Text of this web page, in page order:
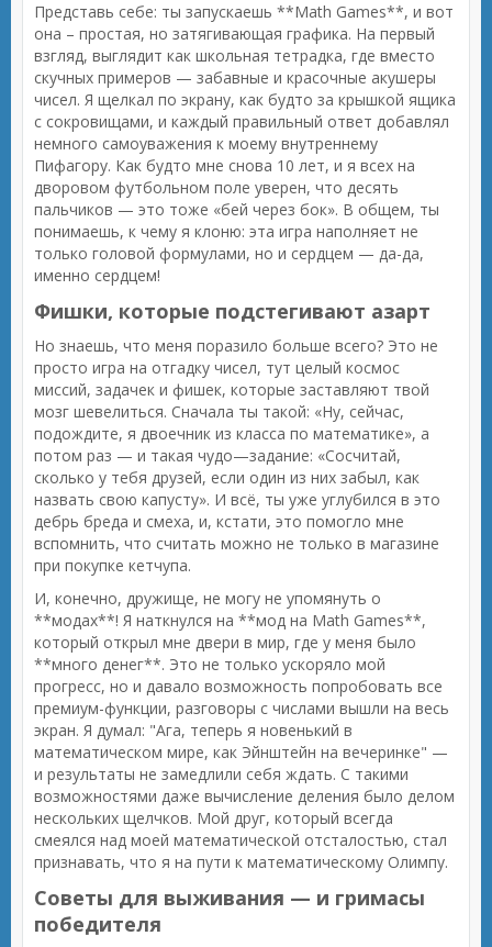
Представь себе: ты запускаешь **Math Games**, и вот
она – простая, но затягивающая графика. На первый
взгляд, выглядит как школьная тетрадка, где вместо
скучных примеров — забавные и красочные акушеры
чисел. Я щелкал по экрану, как будто за крышкой ящика
с сокровищами, и каждый правильный ответ добавлял
немного самоуважения к моему внутреннему
Пифагору. Как будто мне снова 10 лет, и я всех на
дворовом футбольном поле уверен, что десять
пальчиков — это тоже «бей через бок». В общем, ты
понимаешь, к чему я клоню: эта игра наполняет не
только головой формулами, но и сердцем — да-да,
именно сердцем!
Фишки, которые подстегивают азарт
Но знаешь, что меня поразило больше всего? Это не
просто игра на отгадку чисел, тут целый космос
миссий, задачек и фишек, которые заставляют твой
мозг шевелиться. Сначала ты такой: «Ну, сейчас,
подождите, я двоечник из класса по математике», а
потом раз — и такая чудо—задание: «Сосчитай,
сколько у тебя друзей, если один из них забыл, как
назвать свою капусту». И всё, ты уже углубился в это
дебрь бреда и смеха, и, кстати, это помогло мне
вспомнить, что считать можно не только в магазине
при покупке кетчупа.
И, конечно, дружище, не могу не упомянуть о
**модах**! Я наткнулся на **мод на Math Games**,
который открыл мне двери в мир, где у меня было
**много денег**. Это не только ускоряло мой
прогресс, но и давало возможность попробовать все
премиум-функции, разговоры с числами вышли на весь
экран. Я думал: "Ага, теперь я новенький в
математическом мире, как Эйнштейн на вечеринке" —
и результаты не замедлили себя ждать. С такими
возможностями даже вычисление деления было делом
нескольких щелчков. Мой друг, который всегда
смеялся над моей математической отсталостью, стал
признавать, что я на пути к математическому Олимпу.
Советы для выживания — и гримасы
победителя